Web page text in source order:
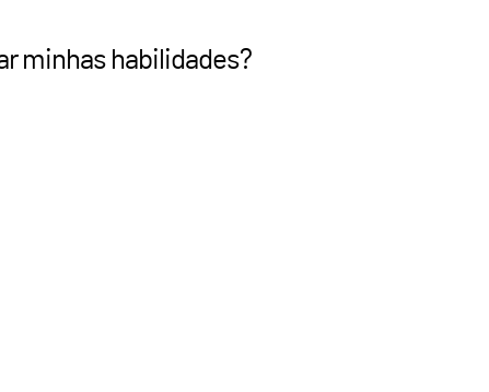
minhas habilidades?